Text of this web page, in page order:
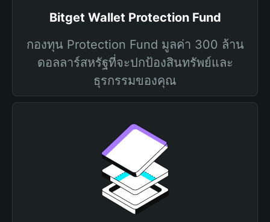
Bitget Wallet Protection Fund
กองทุน Protection Fund มูลค่า 300 ล้าน
ดอลลาร์สหรัฐที่จะปกป้องสินทรัพย์และ
ธุรกรรมของคุณ